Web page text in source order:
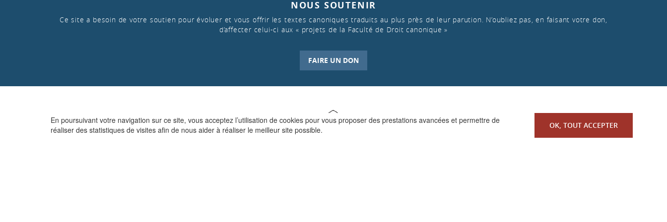
En poursuivant votre navigation sur ce site, vous acceptez l’utilisation de cookies pour vous proposer des prestations avancées et permettre de
réaliser des statistiques de visites afin de nous aider à réaliser le meilleur site possible.
OK, TOUT ACCEPTER
NOUS SOUTENIR
Ce site a besoin de votre soutien pour évoluer et vous offrir les textes canoniques traduits au plus près de leur parution. N’oubliez pas, en faisant votre don,
d’affecter celui-ci aux « projets de la Faculté de Droit canonique »
FAIRE UN DON